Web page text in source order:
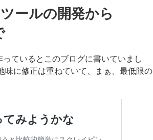
ールの開発から
ているとこのブログに書いていまし
に修正は重ねていて、まぁ、最低限の